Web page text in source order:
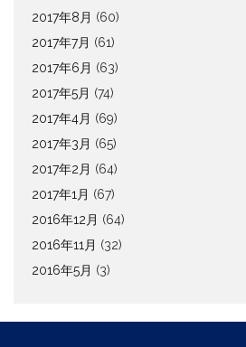
2017年8月 (60)
2017年7月 (61)
2017年6月 (63)
2017年5月 (74)
2017年4月 (69)
2017年3月 (65)
2017年2月 (64)
2017年1月 (67)
2016年12月 (64)
2016年11月 (32)
2016年5月 (3)